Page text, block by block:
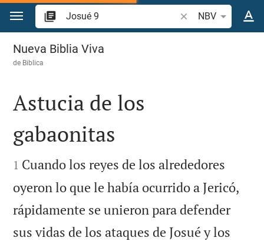
Ir a un contenido
Buscar versículo
NBV
Josué 9
Nueva Biblia Viva
de Biblica

Astucia de los
gabaonitas

1 Cuando los reyes de los alrededores
oyeron lo que le había ocurrido a Jericó,
rápidamente se unieron para defender
sus vidas de los ataques de Josué y los